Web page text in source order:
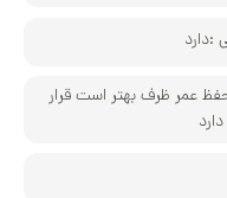
است قرار